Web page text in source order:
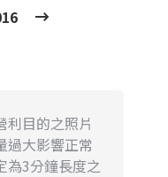
利目的之照片
過大影響正常
為3分鐘長度之